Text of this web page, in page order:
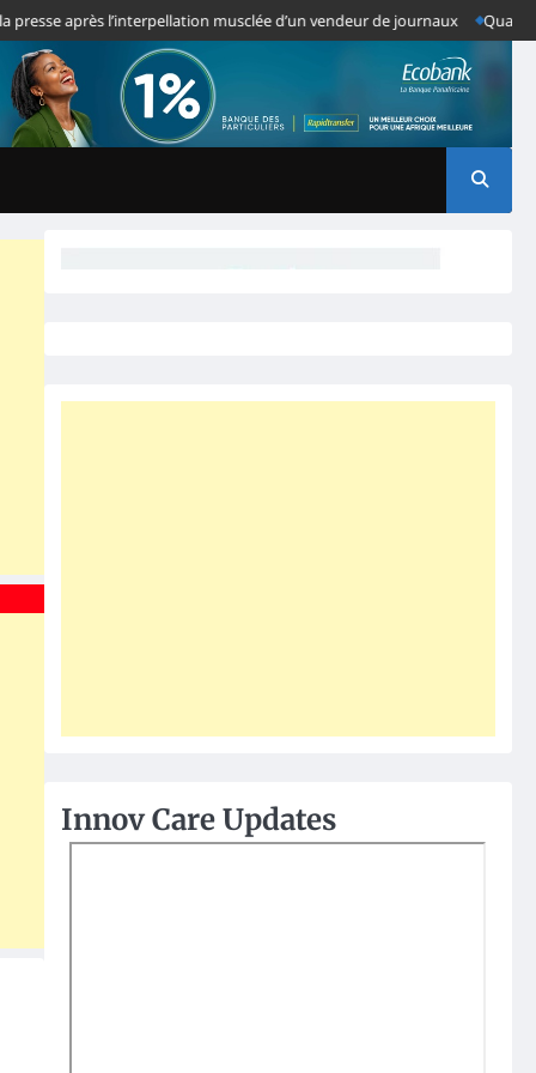
après l’interpellation musclée d’un vendeur de journaux Quand des
Innov Care Updates